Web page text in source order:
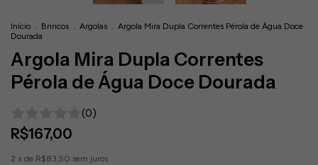
Início . Brincos . Argolas . Argola Mira Dupla Correntes Pérola de Água Doce
Dourada
Argola Mira Dupla Correntes
Pérola de Água Doce Dourada
(0)
R$167,00
2 x de R$83,50 sem juros